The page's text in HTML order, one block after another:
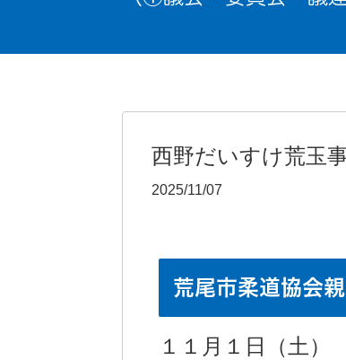
西野だいすけ荒玉
2025/11/07
荒尾市柔道協会
１１月１日（土）